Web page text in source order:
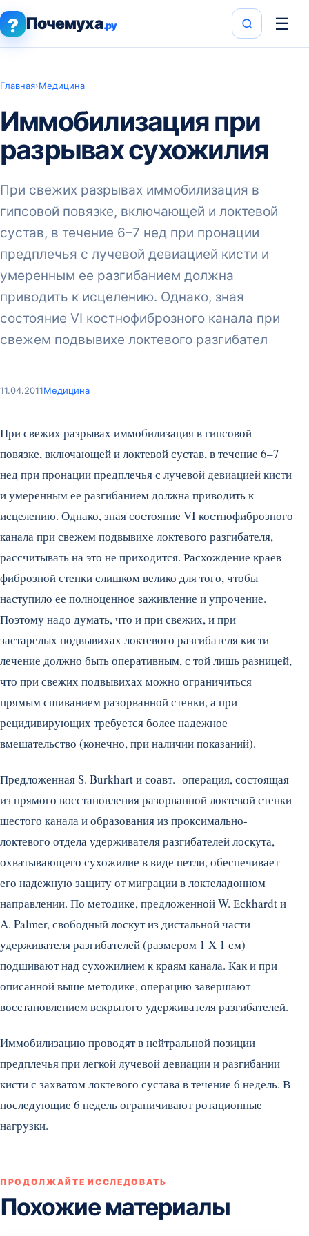
? Почемуха.ру ☰
Главная›Медицина
Иммобилизация при
разрывах сухожилия
При свежих разрывах иммобилизация в
гипсовой повязке, включающей и локтевой
сустав, в течение 6–7 нед при пронации
предплечья с лучевой девиацией кисти и
умеренным ее разгибанием должна
приводить к исцелению. Однако, зная
состояние VI костнофиброзного канала при
свежем подвывихе локтевого разгибател
11.04.2011Медицина
При свежих разрывах иммобилизация в гипсовой
повязке, включающей и локтевой сустав, в течение 6–7
нед при пронации предплечья с лучевой девиацией кисти
и умеренным ее разгибанием должна приводить к
исцелению. Однако, зная состояние VI костнофиброзного
канала при свежем подвывихе локтевого разгибателя,
рассчитывать на это не приходится. Расхождение краев
фиброзной стенки слишком велико для того, чтобы
наступило ее полноценное заживление и упрочение.
Поэтому надо думать, что и при свежих, и при
застарелых подвывихах локтевого разгибателя кисти
лечение должно быть оперативным, с той лишь разницей,
что при свежих подвывихах можно ограничиться
прямым сшиванием разорванной стенки, а при
рецидивирующих требуется более надежное
вмешательство (конечно, при наличии показаний).
Предложенная S. Burkhart и соавт. операция, состоящая
из прямого восстановления разорванной локтевой стенки
шестого канала и образования из проксимально-
локтевого отдела удерживателя разгибателей лоскута,
охватывающего сухожилие в виде петли, обеспечивает
его надежную защиту от миграции в локтеладонном
направлении. По методике, предложенной W. Есkhardt и
A. Palmer, свободный лоскут из дистальной части
удерживателя разгибателей (размером 1 X 1 см)
подшивают над сухожилием к краям канала. Как и при
описанной выше методике, операцию завершают
восстановлением вскрытого удерживателя разгибателей.
Иммобилизацию проводят в нейтральной позиции
предплечья при легкой лучевой девиации и разгибании
кисти с захватом локтевого сустава в течение 6 недель. В
последующие 6 недель ограничивают ротационные
нагрузки.
ПРОДОЛЖАЙТЕ ИССЛЕДОВАТЬ
Похожие материалы